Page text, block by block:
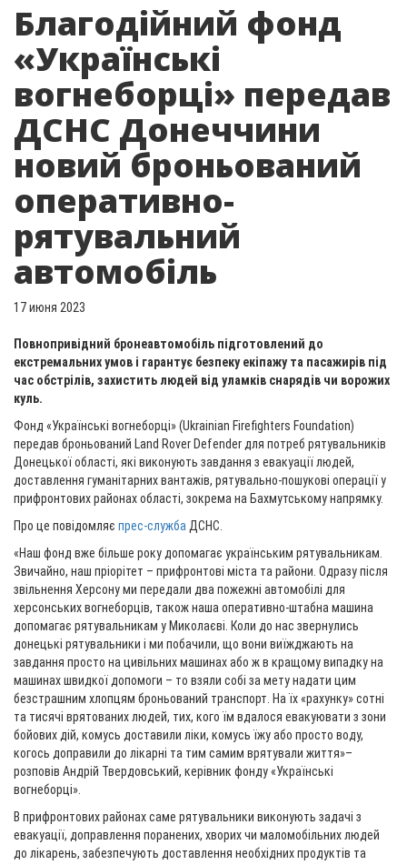
Благодійний фонд
«Українські
вогнеборці» передав
ДСНС Донеччини
новий броньований
оперативно-
рятувальний
автомобіль
17 июня 2023
Повнопривідний бронеавтомобіль підготовлений до
екстремальних умов і гарантує безпеку екіпажу та пасажирів під
час обстрілів, захистить людей від уламків снарядів чи ворожих
куль.
Фонд «Українські вогнеборці» (Ukrainian Firefighters Foundation)
передав броньований Land Rover Defender для потреб рятувальників
Донецької області, які виконують завдання з евакуації людей,
доставлення гуманітарних вантажів, рятувально-пошукові операції у
прифронтових районах області, зокрема на Бахмутському напрямку.
Про це повідомляє прес-служба ДСНС.
«Наш фонд вже більше року допомагає українським рятувальникам.
Звичайно, наш пріорітет – прифронтові міста та райони. Одразу після
звільнення Херсону ми передали два пожежні автомобілі для
херсонських вогнеборців, також наша оперативно-штабна машина
допомагає рятувальникам у Миколаєві. Коли до нас звернулись
донецькі рятувальники і ми побачили, що вони виїжджають на
завдання просто на цивільних машинах або ж в кращому випадку на
машинах швидкої допомоги – то взяли собі за мету надати цим
безстрашним хлопцям броньований транспорт. На їх «рахунку» сотні
та тисячі врятованих людей, тих, кого їм вдалося евакуювати з зони
бойових дій, комусь доставили ліки, комусь їжу або просто воду,
когось доправили до лікарні та тим самим врятували життя»–
розповів Андрій Твердовський, керівник фонду «Українські
вогнеборці».
В прифронтових районах саме рятувальники виконують задачі з
евакуації, доправлення поранених, хворих чи маломобільних людей
до лікарень, забезпечують доставлення необхідних продуктів та